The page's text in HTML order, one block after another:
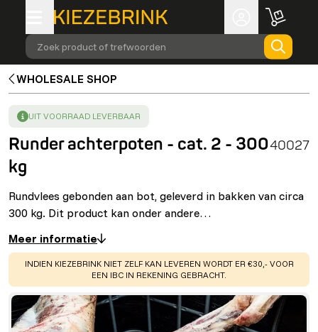
Zoek product of trefwoorden
WHOLESALE SHOP
SUCCESS:
UIT VOORRAAD LEVERBAAR
Runder achterpoten - cat. 2 - 300
kg
40027
Rundvlees gebonden aan bot, geleverd in bakken van circa
300 kg. Dit product kan onder andere…
Meer informatie
WARNING:
INDIEN KIEZEBRINK NIET ZELF KAN LEVEREN WORDT ER €30,- VOOR
EEN IBC IN REKENING GEBRACHT.